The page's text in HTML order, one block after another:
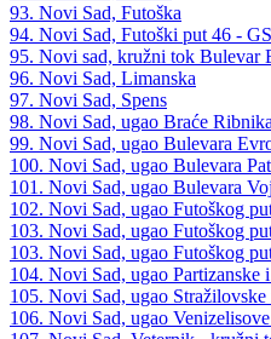
93. Novi Sad, Futoška
94. Novi Sad, Futoški put 46 -
95. Novi sad, kružni tok Bulevar
96. Novi Sad, Limanska
97. Novi Sad, Spens
98. Novi Sad, ugao Braće
99. Novi Sad, ugao Bulevara
100. Novi Sad, ugao Bulevara
101. Novi Sad, ugao Bulevara
102. Novi Sad, ugao Futoškog
103. Novi Sad, ugao Futoškog
103. Novi Sad, ugao Futoškog
104. Novi Sad, ugao Partizanske
105. Novi Sad, ugao
106. Novi Sad, ugao